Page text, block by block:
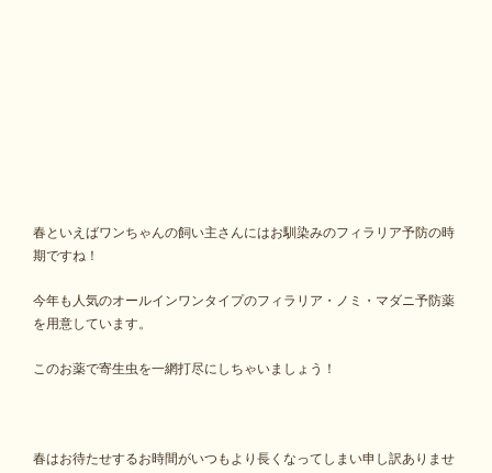
春といえばワンちゃんの飼い主さんにはお馴染みのフィラリア予防の時
期ですね！
今年も人気のオールインワンタイプのフィラリア・ノミ・マダニ予防薬
を用意しています。
このお薬で寄生虫を一網打尽にしちゃいましょう！
春はお待たせするお時間がいつもより長くなってしまい申し訳ありませ